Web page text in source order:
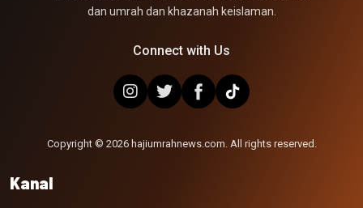
dan umrah dan khazanah keislaman.
Connect with Us
Copyright © 2026 hajiumrahnews.com. All rights reserved.
Kanal